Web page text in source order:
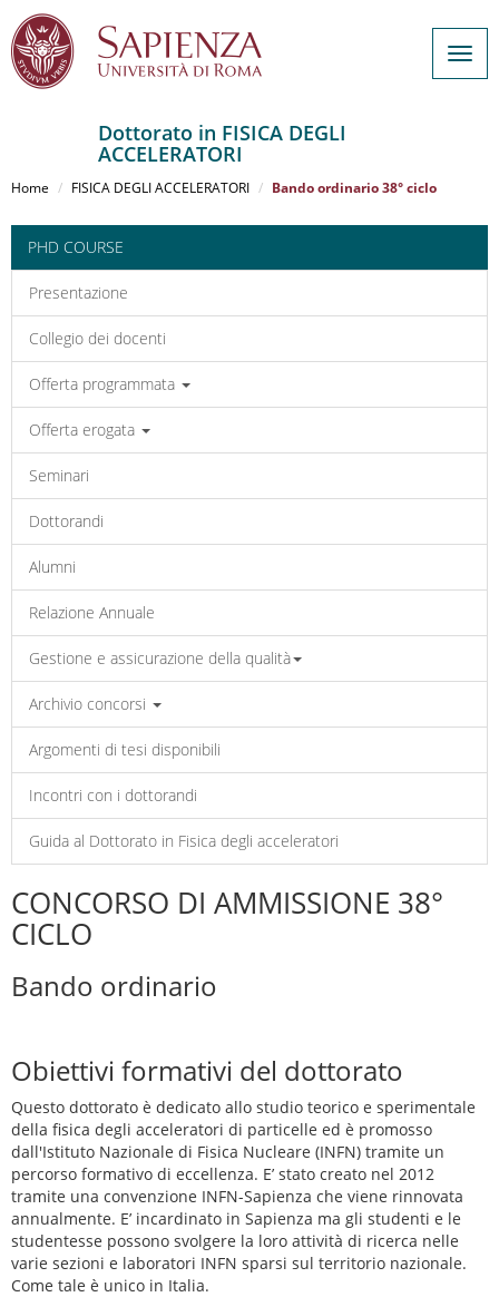
al
principale
Dottorato in FISICA DEGLI
ACCELERATORI
Home FISICA DEGLI ACCELERATORI Bando ordinario 38° ciclo
PHD COURSE
Presentazione
Collegio dei docenti
Offerta programmata
Offerta erogata
Seminari
Dottorandi
Alumni
Relazione Annuale
Gestione e assicurazione della qualità
Archivio concorsi
Argomenti di tesi disponibili
Incontri con i dottorandi
Guida al Dottorato in Fisica degli acceleratori
CONCORSO DI AMMISSIONE 38°
CICLO
Bando ordinario
Obiettivi formativi del dottorato
Questo dottorato è dedicato allo studio teorico e sperimentale
della fisica degli acceleratori di particelle ed è promosso
dall'Istituto Nazionale di Fisica Nucleare (INFN) tramite un
percorso formativo di eccellenza. E’ stato creato nel 2012
tramite una convenzione INFN-Sapienza che viene rinnovata
annualmente. E’ incardinato in Sapienza ma gli studenti e le
studentesse possono svolgere la loro attività di ricerca nelle
varie sezioni e laboratori INFN sparsi sul territorio nazionale.
Come tale è unico in Italia.